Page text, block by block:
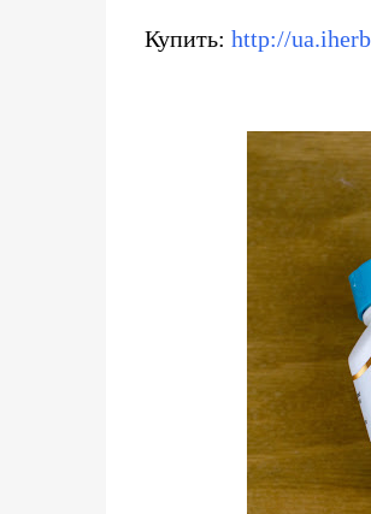
Купить: http://